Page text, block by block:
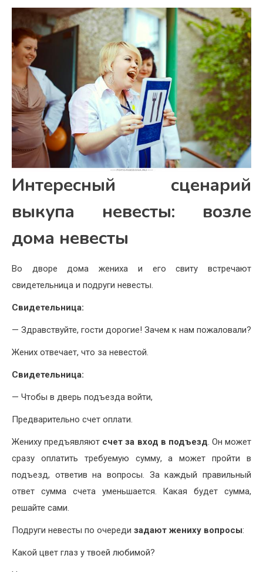
Интересный сценарий
выкупа невесты: возле
дома невесты
Во дворе дома жениха и его свиту встречают
свидетельница и подруги невесты.
Свидетельница:
— Здравствуйте, гости дорогие! Зачем к нам пожаловали?
Жених отвечает, что за невестой.
Свидетельница:
— Чтобы в дверь подъезда войти,
Предварительно счет оплати.
Жениху предъявляют счет за вход в подъезд. Он может
сразу оплатить требуемую сумму, а может пройти в
подъезд, ответив на вопросы. За каждый правильный
ответ сумма счета уменьшается. Какая будет сумма,
решайте сами.
Подруги невесты по очереди задают жениху вопросы:
Какой цвет глаз у твоей любимой?